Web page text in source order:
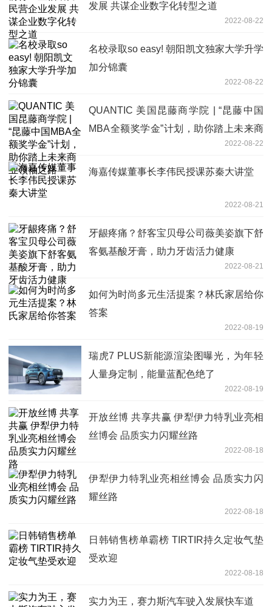
发展 共谋企业数字化转型之道
2022-08-22
名校录取so easy! 朝阳凯文独家大学升学
加分锦囊
2022-08-22
QUANTIC 美国昆藤商学院 | “昆藤中国
MBA全额奖学金”计划，助你踏上未来商
2022-08-22
海嘉传媒董事长李伟民授课苏秦大讲堂
2022-08-21
牙龈疼痛？舒客宝贝母公司薇美姿旗下舒
客氨基酸牙膏，助力牙齿活力健康
2022-08-21
如何为时尚多元生活提案？林氏家居给你
答案
2022-08-19
瑞虎7 PLUS新能源渲染图曝光，为年轻
人量身定制，能量蓝配色绝了
2022-08-19
开放丝博 共享共赢 伊犁伊力特乳业亮相
丝博会 品质实力闪耀丝路
2022-08-18
伊犁伊力特乳业亮相丝博会 品质实力闪
耀丝路
2022-08-18
日韩销售榜单霸榜 TIRTIR持久定妆气垫
受欢迎
2022-08-18
实力为王，赛力斯汽车驶入发展快车道